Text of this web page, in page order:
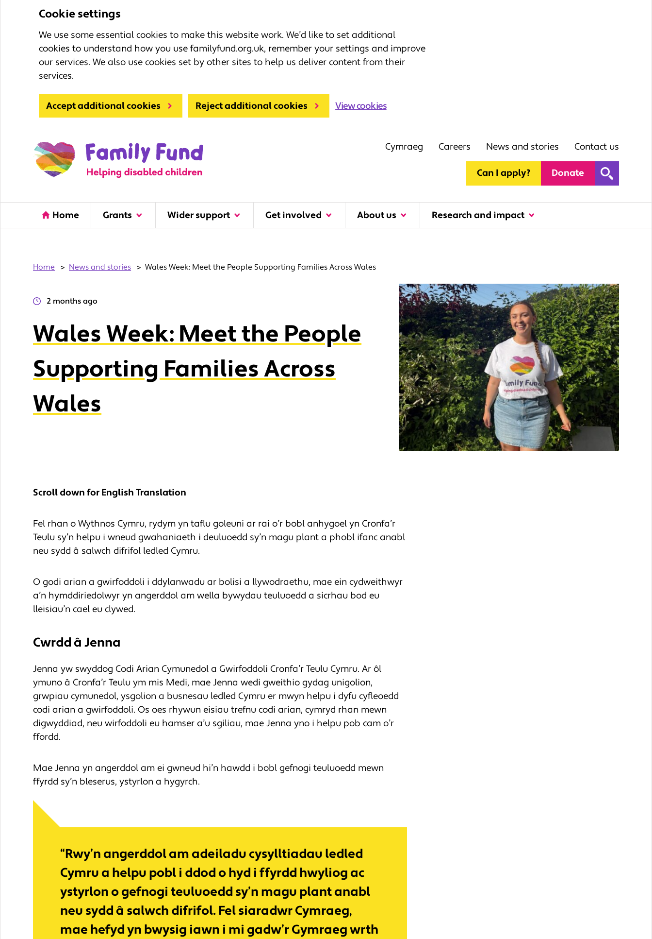
Cookie settings
We use some essential cookies to make this website work. We’d like to set additional
cookies to understand how you use familyfund.org.uk, remember your settings and improve
our services. We also use cookies set by other sites to help us deliver content from their
services.
Accept additional cookies Reject additional cookies View cookies
Cymraeg Careers News and stories Contact us
Can I apply? Donate
Home Grants Wider support Get involved About us Research and impact
Home > News and stories > Wales Week: Meet the People Supporting Families Across Wales
2 months ago
Wales Week: Meet the People
Supporting Families Across
Wales
Scroll down for English Translation
Fel rhan o Wythnos Cymru, rydym yn taflu goleuni ar rai o’r bobl anhygoel yn Cronfa’r
Teulu sy’n helpu i wneud gwahaniaeth i deuluoedd sy’n magu plant a phobl ifanc anabl
neu sydd â salwch difrifol ledled Cymru.
O godi arian a gwirfoddoli i ddylanwadu ar bolisi a llywodraethu, mae ein cydweithwyr
a’n hymddiriedolwyr yn angerddol am wella bywydau teuluoedd a sicrhau bod eu
lleisiau’n cael eu clywed.
Cwrdd â Jenna
Jenna yw swyddog Codi Arian Cymunedol a Gwirfoddoli Cronfa’r Teulu Cymru. Ar ôl
ymuno â Cronfa’r Teulu ym mis Medi, mae Jenna wedi gweithio gydag unigolion,
grwpiau cymunedol, ysgolion a busnesau ledled Cymru er mwyn helpu i dyfu cyfleoedd
codi arian a gwirfoddoli. Os oes rhywun eisiau trefnu codi arian, cymryd rhan mewn
digwyddiad, neu wirfoddoli eu hamser a’u sgiliau, mae Jenna yno i helpu pob cam o’r
ffordd.
Mae Jenna yn angerddol am ei gwneud hi’n hawdd i bobl gefnogi teuluoedd mewn
ffyrdd sy’n bleserus, ystyrlon a hygyrch.
“Rwy’n angerddol am adeiladu cysylltiadau ledled
Cymru a helpu pobl i ddod o hyd i ffyrdd hwyliog ac
ystyrlon o gefnogi teuluoedd sy’n magu plant anabl
neu sydd â salwch difrifol. Fel siaradwr Cymraeg,
mae hefyd yn bwysig iawn i mi gadw’r Gymraeg wrth